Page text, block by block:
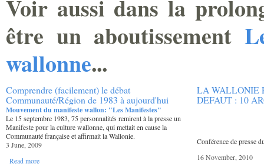
Voir aussi dans la
être un aboutissement
wallonne...
Comprendre (facilement) le débat
Communauté/Région de 1983 à aujourd'hui
Mouvement du manifeste wallon: "Les Manifestes"
Le 15 septembre 1983, 75 personnalités remirent à la presse un
Manifeste pour la culture wallonne, qui mettait en cause la
Communauté française et affirmait la Wallonie.
3 June, 2009
Read more
LA WALLONIE
DEFAUT : 10
Conférence de presse
16 November, 2010